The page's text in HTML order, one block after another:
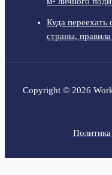
Куда переехать
страны,
Copyright © 2026